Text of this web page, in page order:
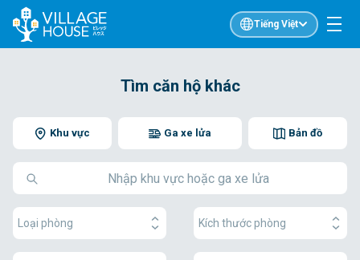
Tiếng Việt
Tìm căn hộ khác
Khu vực Bản đồ
Ga xe lửa
Loại phòng Kích thước phòng